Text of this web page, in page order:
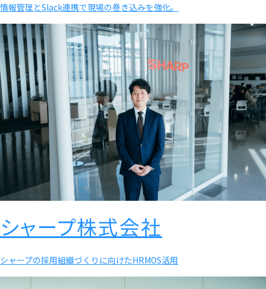
情報管理とSlack連携で現場の巻き込みを強化。
シャープ株式会社
シャープの採用組織づくりに向けたHRMOS活用